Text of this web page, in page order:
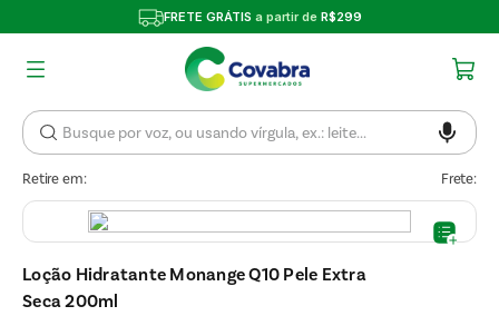
FRETE GRÁTIS a partir de R$299
Retire em: Frete:
Loção Hidratante Monange Q10 Pele Extra
Seca 200ml